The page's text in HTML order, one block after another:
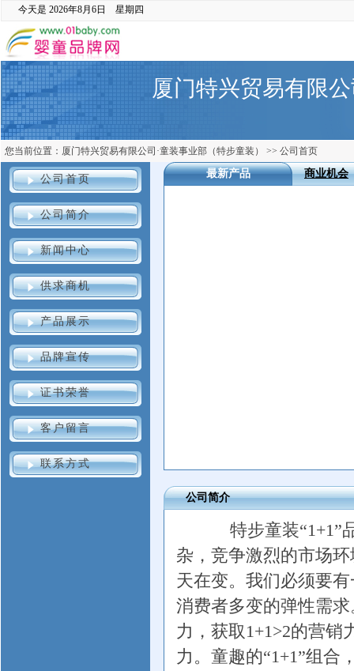
今天是 2026年8月6日 星期四
厦门特兴贸易有限
您当前位置： 厦门特兴贸易有限公司·童装事业部（特步童装） >> 公司首页
公司首页
公司简介
新闻中心
供求商机
产品展示
品牌宣传
证书荣誉
客户留言
联系方式
商业机会
最新产品
公司简介
特步童装“1+1”品
杂，竞争激烈的市场
天在变。我们必须要
消费者多变的弹性需
力，获取1+1>2的营
力。童趣的“1+1”组合